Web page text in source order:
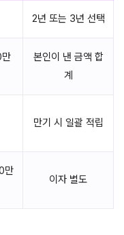
2년 또는 3년 선택
본인이 낸 금액 합
계
만기 시 일괄 적립
만
이자 별도